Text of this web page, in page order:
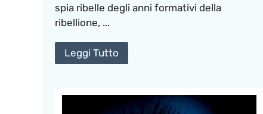
spia ribelle degli anni formativi della
ribellione, ...
Leggi Tutto